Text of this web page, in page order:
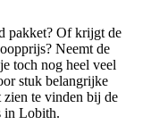
pakket? Of krijgt de
Neemt de
toch nog heel veel
stuk belangrijke
zien te vinden bij de
in Lobith.